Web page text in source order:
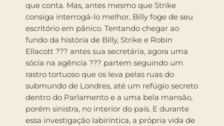
que conta. Mas, antes mesmo que Strike
consiga interrogá-lo melhor, Billy foge de seu
escritório em pânico. Tentando chegar ao
fundo da história de Billy, Strike e Robin
Ellacott ??? antes sua secretária, agora uma
sócia na agência ??? partem seguindo um
rastro tortuoso que os leva pelas ruas do
submundo de Londres, até um refúgio secreto
dentro do Parlamento e a uma bela mansão,
porém sinistra, no interior do país. E durante
essa investigação labiríntica, a própria vida de